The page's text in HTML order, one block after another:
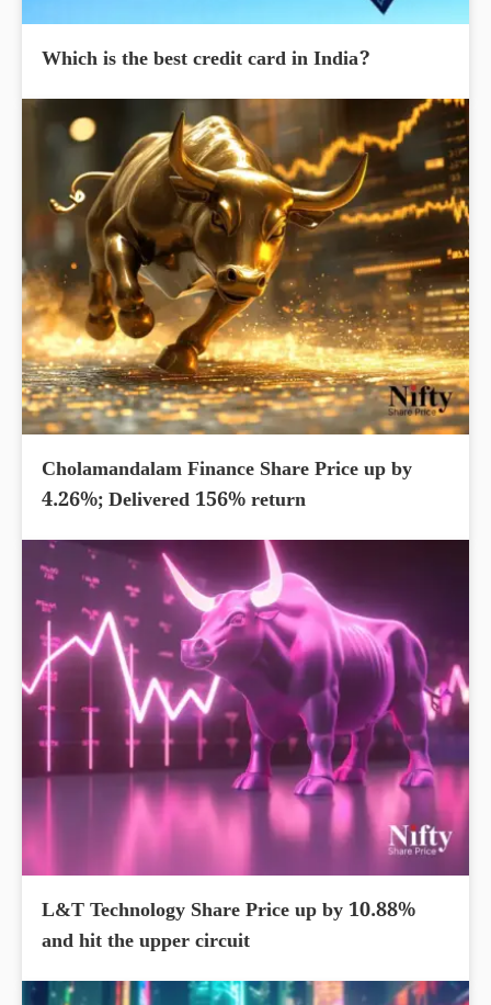
Which is the best credit card in India?
Cholamandalam Finance Share Price up by
4.26%; Delivered 156% return
L&T Technology Share Price up by 10.88%
and hit the upper circuit